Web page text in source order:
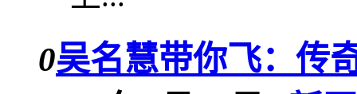
0吴名慧带你飞：传